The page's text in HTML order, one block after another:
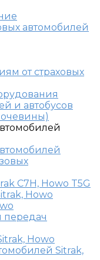
автомобилей
от страховых
и автобусов
C7H, Howo T5G
Howo
передач
Howo
Sitrak,